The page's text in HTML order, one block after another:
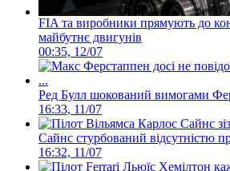
FIA та виробники прямують до
майбутнє двигунів
00:35, 12/07
Ред Булл шокований вимогами
16:33, 11/07
Сайнс стурбований відсутністю
16:32, 11/07